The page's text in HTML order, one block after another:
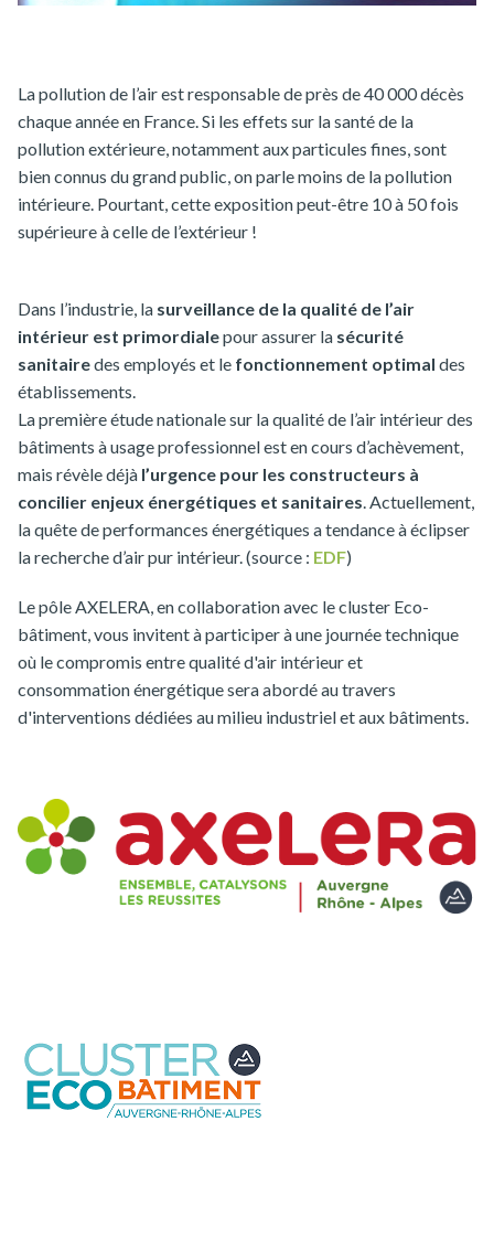
La pollution de l’air est responsable de près de 40 000 décès
chaque année en France. Si les effets sur la santé de la
pollution extérieure, notamment aux particules fines, sont
bien connus du grand public, on parle moins de la pollution
intérieure. Pourtant, cette exposition peut-être 10 à 50 fois
supérieure à celle de l’extérieur !
Dans l’industrie, la surveillance de la qualité de l’air
intérieur est primordialepour assurer la sécurité
sanitairedes employés et le fonctionnement optimal des
établissements.
La première étude nationale sur la qualité de l’air intérieur des
bâtiments à usage professionnel est en cours d’achèvement,
mais révèle déjà l’urgence pour les constructeurs à
concilier enjeux énergétiques et sanitaires. Actuellement,
la quête de performances énergétiques a tendance à éclipser
la recherche d’air pur intérieur. (source : EDF)
Le pôle AXELERA, en collaboration avec le cluster Eco-
bâtiment, vous invitent à participer à une journée technique
où le compromis entre qualité d'air intérieur et
consommation énergétique sera abordé au travers
d'interventions dédiées au milieu industriel et aux bâtiments.